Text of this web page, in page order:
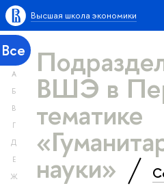
Высшая школа экономики
Все
А
Б
В
Г
Д
Е
Ж
ВШЭ в
тематике
науки»